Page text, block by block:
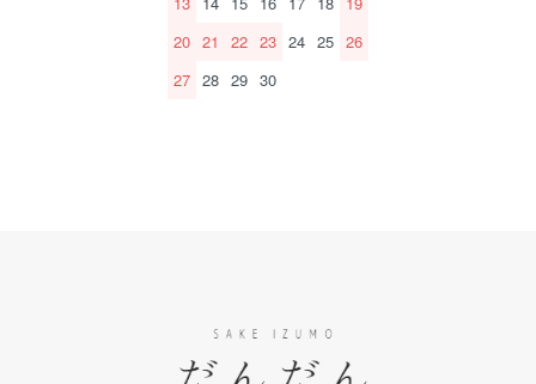
20 21 22 23 24 25 26
27 28 29 30